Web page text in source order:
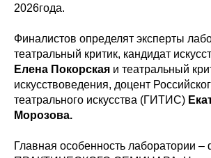
2026года.
Финалистов определят эксперты
театральный критик, кандидат
Елена Покорская и театральный
искусствоведения, доцент
театрального искусства (ГИТИС)
Морозова.
Главная особенность лаборатории –